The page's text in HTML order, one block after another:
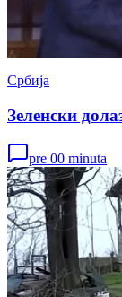
Србија
Зеленски
pre 00 minuta